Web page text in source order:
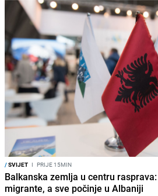
/SVIJET I PRIJE 15MIN
Balkanska zemlja u centru
migrante, a sve počinje u Albaniji